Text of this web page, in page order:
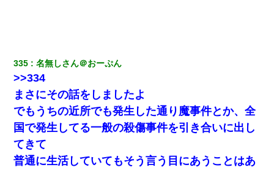
335 名無しさん＠おーぷん
>>334
まさにその話をしましたよ
でもうちの近所でも発生した通り魔事件とか、全
国で発生してる一般の殺傷事件を引き合いに出し
てきて
普通に生活していてもそう言う目にあうことはあ